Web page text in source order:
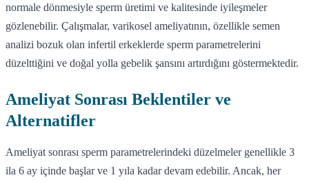
normale dönmesiyle sperm üretimi ve kalitesinde iyileşmeler
gözlenebilir. Çalışmalar, varikosel ameliyatının, özellikle semen
analizi bozuk olan infertil erkeklerde sperm parametrelerini
düzelttiğini ve doğal yolla gebelik şansını artırdığını göstermektedir.
Ameliyat Sonrası Beklentiler ve
Alternatifler
Ameliyat sonrası sperm parametrelerindeki düzelmeler genellikle 3
ila 6 ay içinde başlar ve 1 yıla kadar devam edebilir. Ancak, her